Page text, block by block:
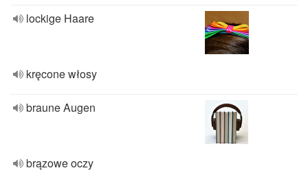
lockige Haare
kręcone włosy
braune Augen
brązowe oczy